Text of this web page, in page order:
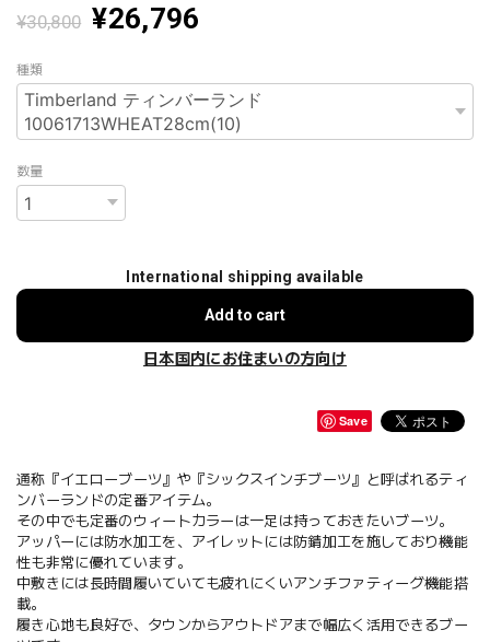
¥30,800 ¥26,796
種類
数量
International shipping available
Add to cart
日本国内にお住まいの方向け
Save
通称『イエローブーツ』や『シックスインチブーツ』と呼ばれるティ
ンバーランドの定番アイテム。
その中でも定番のウィートカラーは一足は持っておきたいブーツ。
アッパーには防水加工を、アイレットには防錆加工を施しており機能
性も非常に優れています。
中敷きには長時間履いていても疲れにくいアンチファティーグ機能搭
載。
履き心地も良好で、タウンからアウトドアまで幅広く活用できるブー